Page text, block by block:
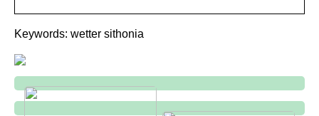
Keywords: wetter sithonia